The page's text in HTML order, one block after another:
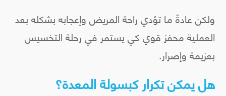
ولكن عادةً ما تؤدي راحة المريض وإعجابه بشكله بعد
العملية محفز قوي كي يستمر في رحلة التخسيس
بعزيمة وإصرار.
هل يمكن تكرار كبسولة المعدة؟